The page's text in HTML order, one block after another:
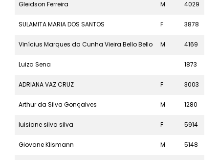
Gleidson Ferreira M 4029
SULAMITA MARIA DOS SANTOS F 3878
Vinícius Marques da Cunha Vieira Bello Bello M 4169
Luiza Sena 1873
ADRIANA VAZ CRUZ F 3003
Arthur da Silva Gonçalves M 1280
luisiane silva silva F 5914
Giovane Klismann M 5148